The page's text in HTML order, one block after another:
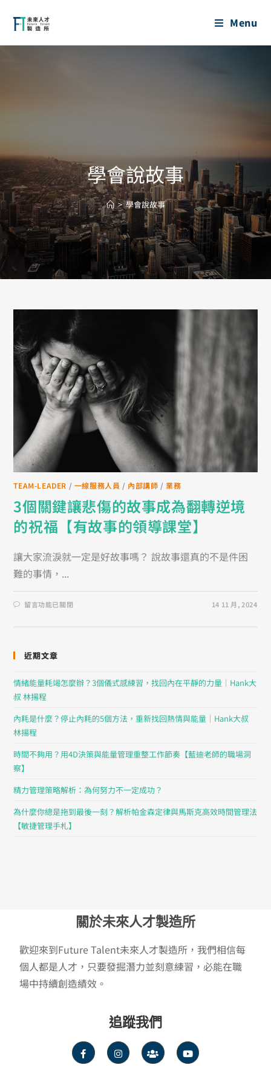
Menu
學會說故事
> 學會說故事
TEAM-LEADER / 一線服務人員 / 內部講師 /業務
3個關鍵讓悲傷的故事成為翻轉逆境
的祝福【有故事的領導課堂】
讓大家流淚就一定是好故事嗎？ 說故事還真的不是件困
難的事情，...
留言功能已關閉 14 11 月, 2024
近期文章
情緒能量耗竭怎麼辦？3個儀式感練習，找回內在平靜的力量｜Hank大
叔 林揚程
內耗是什麼？停止內耗的5個方法，重新找回熱情與能量｜Hank大叔
林揚程
時間不夠用？用4D決策與能量管理重整工作節奏【藍迪老師的職場洞
察】
精力管理策略解析：為何努力不一定成功？
為什麼你總是拖到最後一刻？解析帕金森定律與馬斯克高效時間管理法
【敏捷管理手札】
關於未來人才製造所
歡迎來到Future Talent未來人才製造所，我們相信每
個人都是人才，只要發掘潛力並刻意練習，必能在職
場中持續創造績效。
追蹤我們